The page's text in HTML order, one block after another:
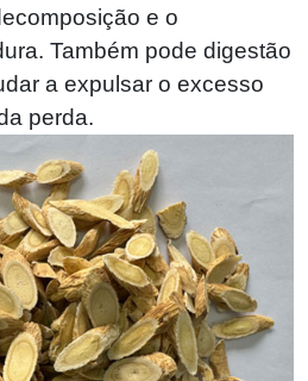
e o
Também pode digestão
a expulsar o excesso
perda.